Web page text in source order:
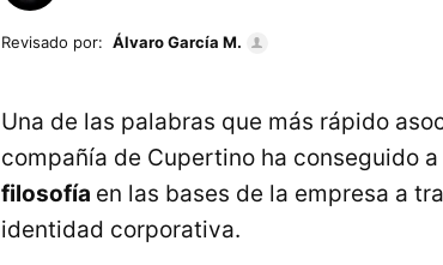
Revisado por: Álvaro García M.
Una de las palabras que más rápido
compañía de Cupertino ha conseguido
filosofía en las bases de la empresa a
identidad corporativa.